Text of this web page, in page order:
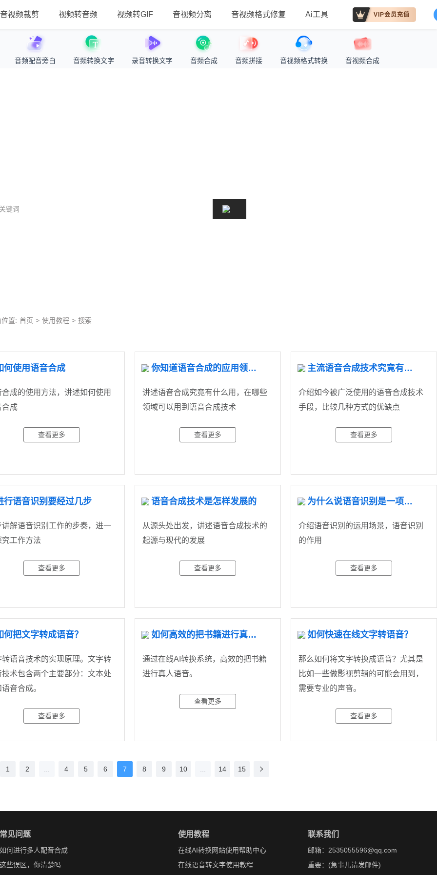
音视频裁剪 视频转音频 视频转GIF 音视频分离 音视频格式修复 Ai工具 VIP会员充值
音频配音旁白 音频转换文字 录音转换文字 音频合成 音频拼接 音视频格式转换 音视频合成
置: 首页 > 使用教程 > 搜索
何使用语音合成
成的使用方法，讲述如何使用
合成
查看更多
你知道语音合成的应用领域吗
讲述语音合成究竟有什么用，在哪些
领域可以用到语音合成技术
查看更多
主流语音合成技术究竟有哪些
介绍如今被广泛使用的语音合成技术
手段，比较几种方式的优缺点
查看更多
行语音识别要经过几步
讲解语音识别工作的步奏，进一
究工作方法
查看更多
语音合成技术是怎样发展的
从源头处出发，讲述语音合成技术的
起源与现代的发展
查看更多
为什么说语音识别是一项高科技技术
介绍语音识别的运用场景，语音识别
的作用
查看更多
何把文字转成语音？
转语音技术的实现原理。文字转
技术包含两个主要部分：文本处
音合成。
查看更多
如何高效的把书籍进行真人语音
通过在线AI转换系统，高效的把书籍
进行真人语音。
查看更多
如何快速在线文字转语音？
那么如何将文字转换成语音？尤其是
比如一些做影视剪辑的可能会用到，
需要专业的声音。
查看更多
1 2 4 5 6 7 8 9 10 14 15
常见问题
如何进行多人配音合成
这些误区，你清楚吗
使用教程
在线AI转换网站使用帮助中心
在线语音转文字使用教程
联系我们
邮箱：2535055596@qq.com
重要：(急事儿请发邮件)